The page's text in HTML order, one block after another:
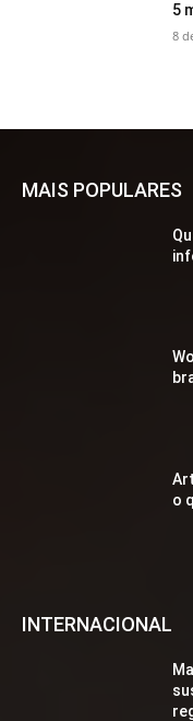
5
8
MAIS POPULARES
o
INTERNACIONAL